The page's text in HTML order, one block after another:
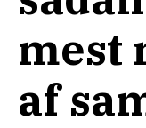
mest
af